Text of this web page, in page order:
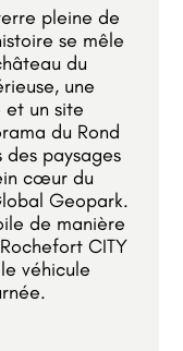
pleine de
se mêle
du
une
et un site
du Rond
des paysages
cœur du
Geopark.
de manière
CITY
véhicule